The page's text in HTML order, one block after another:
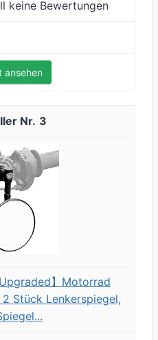
keine Bewertungen
ansehen
3
】Motorrad
Stück Lenkerspiegel,